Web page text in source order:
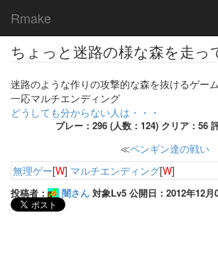
Rmake
ちょっと迷路の様な森を走っ
迷路のような作りの攻撃的な森を抜けるゲー
一応マルチエンディング
どうしても分からない人は・・・
プレー：296 (人数：124) クリア：56
≪ペンギン達の戦い
無理ゲー[W] マルチエンディング[W]
投稿者： 闇さん 対象Lv5 公開日：2012年12月